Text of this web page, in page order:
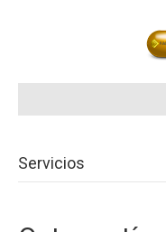
Servicios